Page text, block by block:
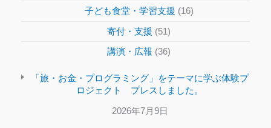
子ども食堂・学習支援 (16)
寄付・支援 (51)
講演・広報 (36)
「旅・お金・プログラミング」をテーマに学ぶ体験プ
ロジェクト プレスしました。
2026年7月9日